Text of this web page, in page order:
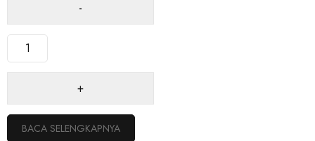
BACA SELENGKAPNYA